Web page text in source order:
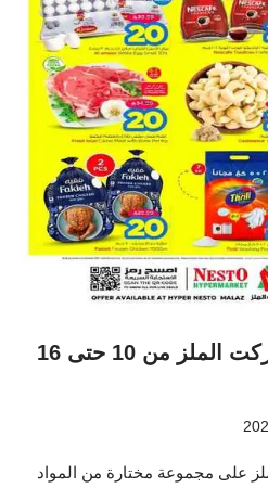
عروض نستو هايبر ماركت الملز من 10 حتى 16
على مجموعة مختارة من المواد